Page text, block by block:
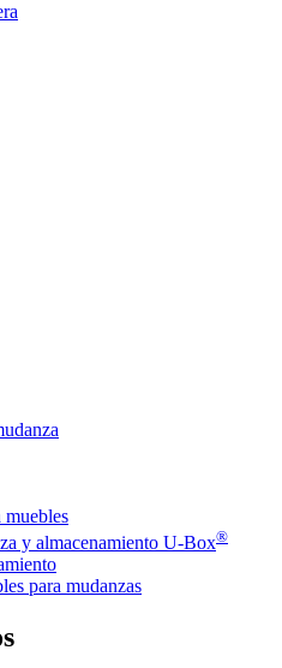
muebles
y almacenamiento U-Box®
para mudanzas